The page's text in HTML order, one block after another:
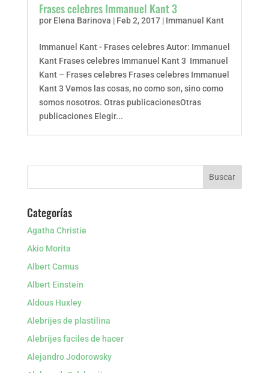
Frases celebres Immanuel Kant 3
por Elena Barinova | Feb 2, 2017| Immanuel Kant
Immanuel Kant - Frases celebres Autor: Immanuel
Kant Frases celebres Immanuel Kant 3 Immanuel
Kant – Frases celebres Frases celebres Immanuel
Kant 3 Vemos las cosas, no como son, sino como
somos nosotros. Otras publicacionesOtras
publicaciones Elegir...
Categorías
Agatha Christie
Akio Morita
Albert Camus
Albert Einstein
Aldous Huxley
Alebrijes de plastilina
Alebrijes faciles de hacer
Alejandro Jodorowsky